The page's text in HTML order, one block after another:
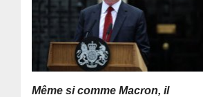
Même si comme Macron, il